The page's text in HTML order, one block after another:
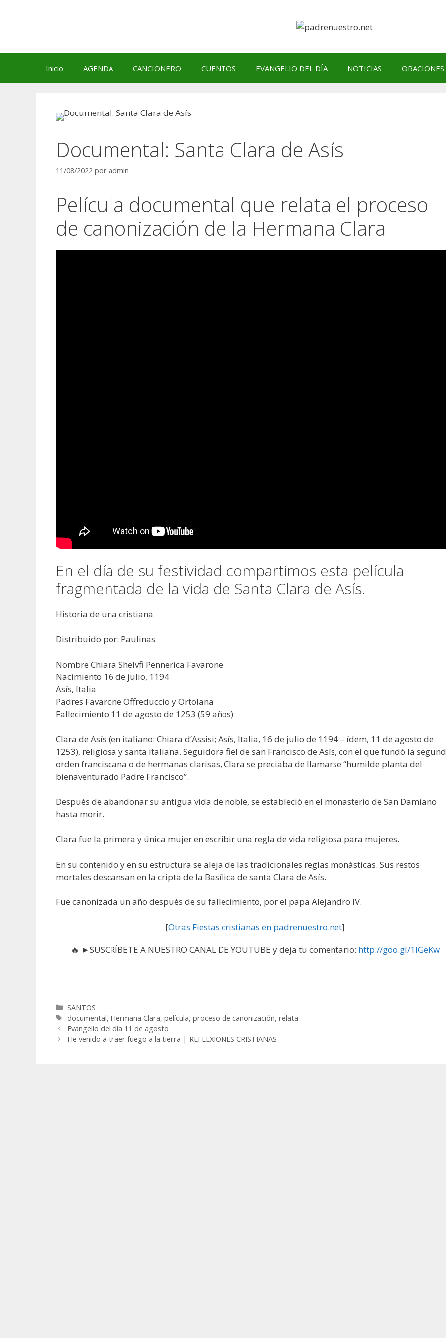
Inicio AGENDA CANCIONERO CUENTOS EVANGELIO DEL DÍA NOTICIAS ORACIONES
Documental: Santa Clara de Asís
11/08/2022 por admin
Película documental que relata el proceso
de canonización de la Hermana Clara
En el día de su festividad compartimos esta película
fragmentada de la vida de Santa Clara de Asís.
Historia de una cristiana
Distribuido por: Paulinas
Nombre Chiara Shelvfi Pennerica Favarone
Nacimiento 16 de julio, 1194
Asís, Italia
Padres Favarone Offreduccio y Ortolana
Fallecimiento 11 de agosto de 1253 (59 años)
Clara de Asís (en italiano: Chiara d’Assisi; Asís, Italia, 16 de julio de 1194 – ídem, 11 de agosto de
1253), religiosa y santa italiana. Seguidora fiel de san Francisco de Asís, con el que fundó la
orden franciscana o de hermanas clarisas, Clara se preciaba de llamarse “humilde planta del
bienaventurado Padre Francisco”.
Después de abandonar su antigua vida de noble, se estableció en el monasterio de San Damiano
hasta morir.
Clara fue la primera y única mujer en escribir una regla de vida religiosa para mujeres.
En su contenido y en su estructura se aleja de las tradicionales reglas monásticas. Sus restos
mortales descansan en la cripta de la Basílica de santa Clara de Asís.
Fue canonizada un año después de su fallecimiento, por el papa Alejandro IV.
[Otras Fiestas cristianas en padrenuestro.net]
🔥 ►SUSCRÍBETE A NUESTRO CANAL DE YOUTUBE y deja tu comentario: http://goo.gl/1IGeKw
Categorías
SANTOS
Etiquetas
documental, Hermana Clara,película,proceso de canonización,relata
Evangelio del día 11 de agosto
He venido a traer fuego a la tierra | REFLEXIONES CRISTIANAS